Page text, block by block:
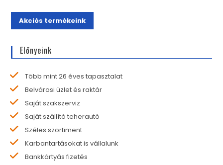
Akciós termékeink
Előnyeink
Több mint 26 éves tapasztalat
Belvárosi üzlet és raktár
Saját szakszerviz
Saját szállító teherautó
Széles szortiment
Karbantartásokat is vállalunk
Bankkártyás fizetés